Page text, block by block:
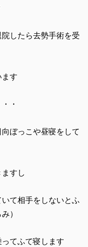
したら去勢手術を受
す
・
ぼっこや昼寝をして
すし
て相手をしないとふ
）
てふて寝します